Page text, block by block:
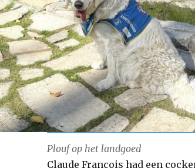
Plouf op het landgoed
Claude François had een